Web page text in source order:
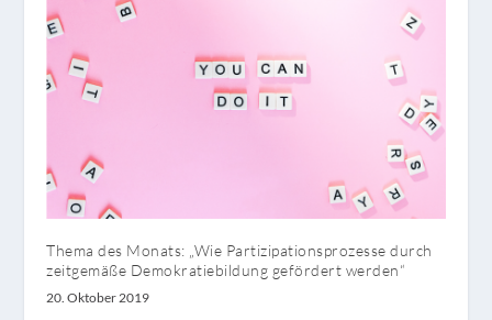
Thema des Monats: „Wie Partizipationsprozesse durch
zeitgemäße Demokratiebildung gefördert werden“
20. Oktober 2019